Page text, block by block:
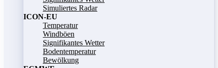
Simuliertes Radar
ICON-EU
Temperatur
Windböen
Signifikantes Wetter
Bodentemperatur
Bewölkung